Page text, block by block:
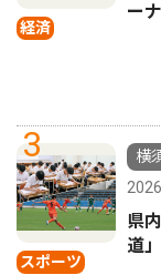
経済
ー
3
スポーツ
横
県
道